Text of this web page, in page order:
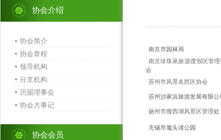
协会介绍
• 协会简介
• 协会章程
• 领导机构
• 分支机构
• 历届理事会
• 协会大事记
协会会员
南京市园林局
南京珍珠泉旅游度假区管
会
苏州市风景名胜区协会
苏州沙家浜旅游发展有限公
扬州市瘦西湖风景区管理处
无锡市鼋头渚公园